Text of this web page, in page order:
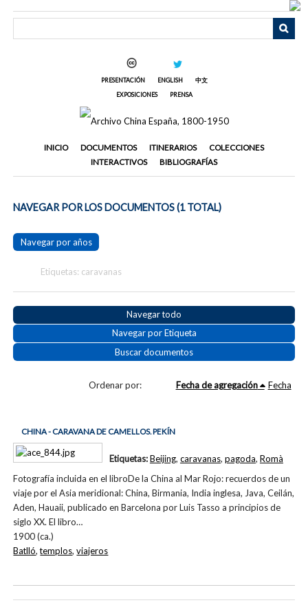
PRESENTACIÓN ENGLISH
中文
EXPOSICIONES
PRENSA
INICIO DOCUMENTOS ITINERARIOS
COLECCIONES
INTERACTIVOS
BIBLIOGRAFÍAS
NAVEGAR POR LOS DOCUMENTOS (1 TOTAL)
Navegar por años
Etiquetas: caravanas
Navegar todo
Navegar por Etiqueta
Buscar documentos
Ordenar por: Fecha de agregación Fecha
CHINA - CARAVANA DE CAMELLOS. PEKÍN
Fotografía incluida en el libroDe la China al Mar Rojo: recuerdos de un
viaje por el Asia meridional: China, Birmania, India inglesa, Java, Ceilán,
Aden, Hauaii, publicado en Barcelona por Luis Tasso a principios de
siglo XX. El libro…
1900 (ca.)
Etiquetas:Beijing, caravanas, pagoda, Romà
Batlló,templos,viajeros